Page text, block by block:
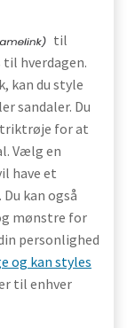
til
hverdagen.
kan du style
sandaler. Du
for at
Vælg en
have et
kan også
mønstre for
personlighed
og kan styles
til enhver